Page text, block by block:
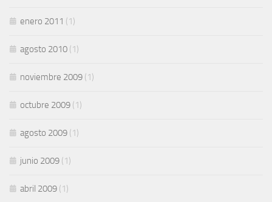
enero 2011 (1)
agosto 2010 (1)
noviembre 2009 (1)
octubre 2009 (1)
agosto 2009 (1)
junio 2009 (1)
abril 2009 (1)